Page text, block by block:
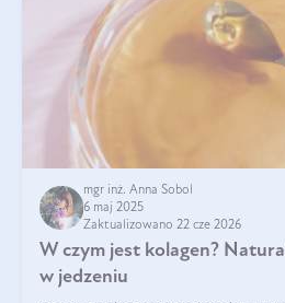
mgr inż. Anna Sobol
6 maj 2025
Zaktualizowano 22 cze 2026
W czym jest kolagen?
w jedzeniu